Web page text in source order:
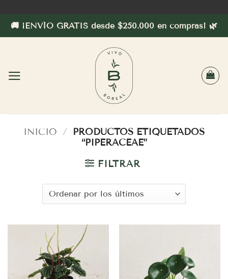
contenido
🚚 ¡ENVÍO GRATIS desde $250.000 en compras! 🌿
INICIO / PRODUCTOS ETIQUETADOS
“PIPERACEAE”
FILTRAR